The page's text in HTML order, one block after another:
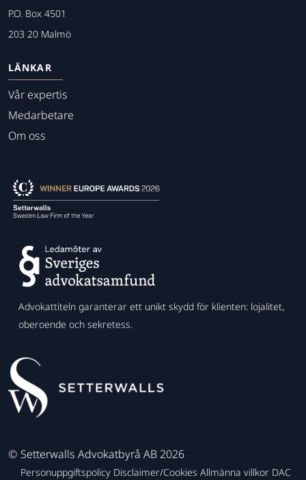
P.O. Box 4501
203 20 Malmö
LÄNKAR
Vår expertis
Medarbetare
Om oss
Advokattiteln garanterar ett unikt skydd för klienten: lojalitet,
oberoende och sekretess.
© Setterwalls Advokatbyrå AB 2026
Personuppgiftspolicy Disclaimer/Cookies Allmänna villkor DAC